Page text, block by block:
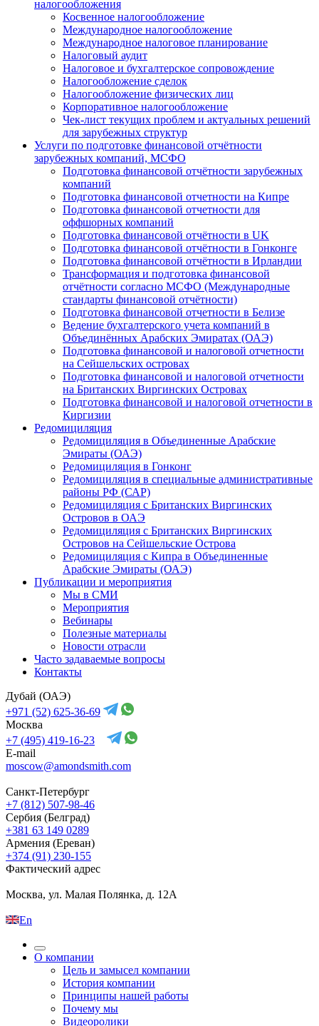
налогообложения
Косвенное налогообложение
Международное налогообложение
Международное налоговое планирование
Налоговый аудит
Налоговое и бухгалтерское сопровождение
Налогообложение сделок
Налогообложение физических лиц
Корпоративное налогообложение
Чек-лист текущих проблем и актуальных решений
для зарубежных структур
Услуги по подготовке финансовой отчётности
зарубежных компаний, МСФО
Подготовка финансовой отчётности зарубежных
компаний
Подготовка финансовой отчетности на Кипре
Подготовка финансовой отчетности для
оффшорных компаний
Подготовка финансовой отчётности в UK
Подготовка финансовой отчётности в Гонконге
Подготовка финансовой отчётности в Ирландии
Трансформация и подготовка финансовой
отчётности согласно МСФО (Международные
стандарты финансовой отчётности)
Подготовка финансовой отчетности в Белизе
Ведение бухгалтерского учета компаний в
Объединённых Арабских Эмиратах (ОАЭ)
Подготовка финансовой и налоговой отчетности
на Сейшельских островах
Подготовка финансовой и налоговой отчетности
на Британских Виргинских Островах
Подготовка финансовой и налоговой отчетности в
Киргизии
Редомициляция
Редомициляция в Объединенные Арабские
Эмираты (ОАЭ)
Редомициляция в Гонконг
Редомициляция в специальные административные
районы РФ (САР)
Редомициляция с Британских Виргинских
Островов в ОАЭ
Редомициляция с Британских Виргинских
Островов на Сейшельские Острова
Редомициляция с Кипра в Объединенные
Арабские Эмираты (ОАЭ)
Публикации и мероприятия
Мы в СМИ
Мероприятия
Вебинары
Полезные материалы
Новости отрасли
Часто задаваемые вопросы
Контакты
Дубай (ОАЭ)
+971 (52) 625-36-69
Москва
+7 (495) 419-16-23
E-mail
moscow@amondsmith.com
Санкт-Петербург
+7 (812) 507-98-46
Сербия (Белград)
+381 63 149 0289
Армения (Ереван)
+374 (91) 230-155
Фактический адрес
Москва, ул. Малая Полянка, д. 12А
En
О компании
Цель и замысел компании
История компании
Принципы нашей работы
Почему мы
Видеоролики